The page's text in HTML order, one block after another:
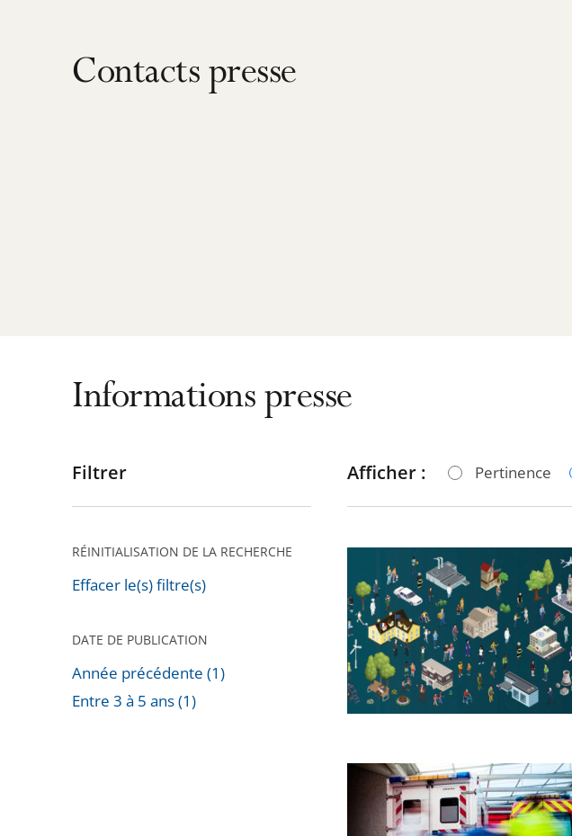
Contacts presse
Informations presse
Passer
pour
après
Filtrer
RÉINITIALISATION DE LA RECHERCHE
Effacer le(s) filtre(s)
DATE DE PUBLICATION
Année précédente (1)
Entre 3 à 5 ans (1)
Afficher : Pertinence
annuelle
2025
«
Inscrire
l’action
publique
le
temps
Les
états
d’urgence